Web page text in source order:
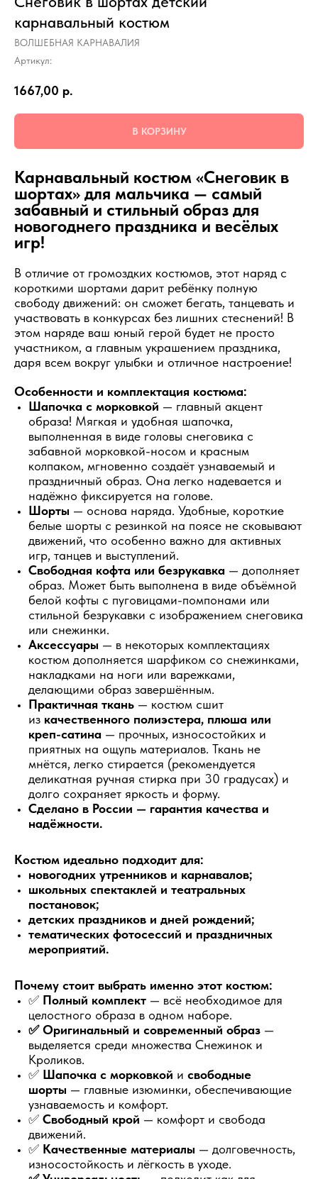
карнавальный костюм
ВОЛШЕБНАЯ КАРНАВАЛИЯ
Артикул:
1667,00 р.
В КОРЗИНУ
Карнавальный костюм «Снеговик в
шортах» для мальчика — самый
забавный и стильный образ для
новогоднего праздника и весёлых
игр!
В отличие от громоздких костюмов, этот наряд с
короткими шортами дарит ребёнку полную
свободу движений: он сможет бегать, танцевать и
участвовать в конкурсах без лишних стеснений! В
этом наряде ваш юный герой будет не просто
участником, а главным украшением праздника,
даря всем вокруг улыбки и отличное настроение!
Особенности и комплектация костюма:
Шапочка с морковкой — главный акцент
образа! Мягкая и удобная шапочка,
выполненная в виде головы снеговика с
забавной морковкой-носом и красным
колпаком, мгновенно создаёт узнаваемый и
праздничный образ. Она легко надевается и
надёжно фиксируется на голове.
Шорты — основа наряда. Удобные, короткие
белые шорты с резинкой на поясе не сковывают
движений, что особенно важно для активных
игр, танцев и выступлений.
Свободная кофта или безрукавка — дополняет
образ. Может быть выполнена в виде объёмной
белой кофты с пуговицами-помпонами или
стильной безрукавки с изображением снеговика
или снежинки.
Аксессуары — в некоторых комплектациях
костюм дополняется шарфиком со снежинками,
накладками на ноги или варежками,
делающими образ завершённым.
Практичная ткань — костюм сшит
из качественного полиэстера, плюша или
креп-сатина — прочных, износостойких и
приятных на ощупь материалов. Ткань не
мнётся, легко стирается (рекомендуется
деликатная ручная стирка при 30 градусах) и
долго сохраняет яркость и форму.
Сделано в России — гарантия качества и
надёжности.
Костюм идеально подходит для:
новогодних утренников и карнавалов;
школьных спектаклей и театральных
постановок;
детских праздников и дней рождений;
тематических фотосессий и праздничных
мероприятий.
Почему стоит выбрать именно этот костюм:
✅ Полный комплект — всё необходимое для
целостного образа в одном наборе.
✅ Оригинальный и современный образ —
выделяется среди множества Снежинок и
Кроликов.
✅ Шапочка с морковкой и свободные
шорты — главные изюминки, обеспечивающие
узнаваемость и комфорт.
✅ Свободный крой — комфорт и свобода
движений.
✅ Качественные материалы — долговечность,
износостойкость и лёгкость в уходе.